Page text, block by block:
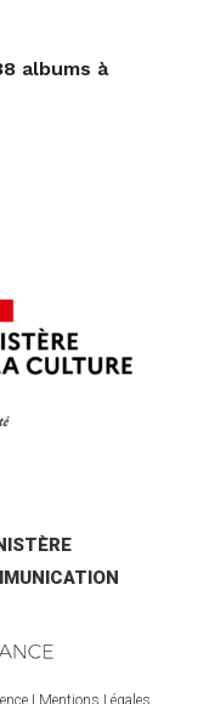
albums à
I Mentions Légales